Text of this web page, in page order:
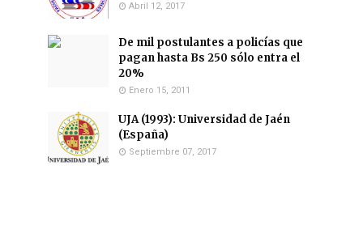
Abril 12, 2017
De mil postulantes a policías que
pagan hasta Bs 250 sólo entra el
20%
Enero 15, 2011
UJA (1993): Universidad de Jaén
(España)
Septiembre 07, 2017